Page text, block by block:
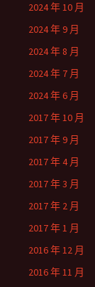
2024 年 10 月
2024 年 9 月
2024 年 8 月
2024 年 7 月
2024 年 6 月
2017 年 10 月
2017 年 9 月
2017 年 4 月
2017 年 3 月
2017 年 2 月
2017 年 1 月
2016 年 12 月
2016 年 11 月